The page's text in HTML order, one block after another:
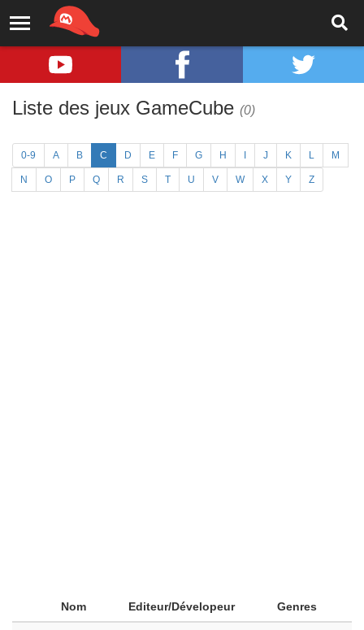
Liste des jeux GameCube (0)
0-9 A B C D E F G H J K L M
N O P Q R S T U V W X Y Z
Nom Editeur/Dévelopeur Genres